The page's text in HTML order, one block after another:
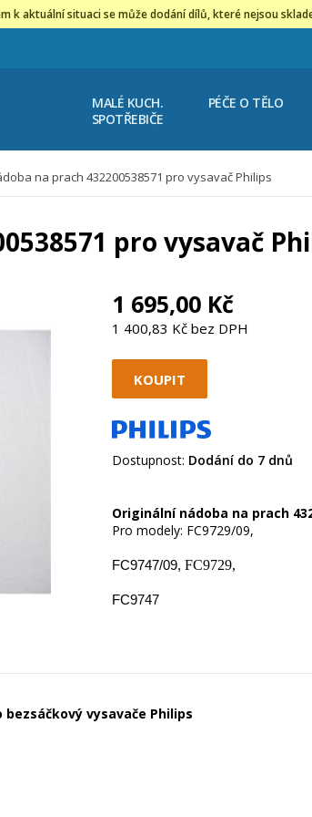
k aktuální situaci se může dodání dílů, které nejsou
MALÉ KUCH.
SPOTŘEBIČE
PÉČE O TĚLO
na prach 432200538571 pro vysavač Philips
pro vysavač
1 695,00 Kč
1 400,83 Kč bez DPH
Dostupnost: Dodání do 7 dnů
Originální nádoba na prach
FC9747/09,
FC9747
bezsáčkový vysavače Philips